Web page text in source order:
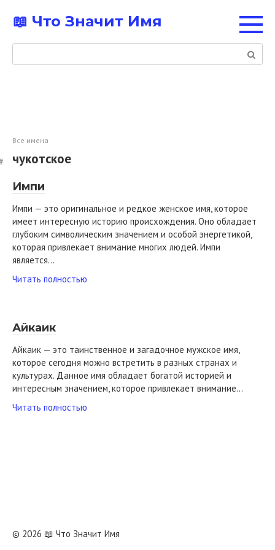
контенту
📖 Что Значит Имя
Поиск:
Все имена
чукотское
Импи
Импи — это оригинальное и редкое женское имя, которое
имеет интересную историю происхождения. Оно обладает
глубоким символическим значением и особой энергетикой,
которая привлекает внимание многих людей. Импи
является…
Читать полностью
Айкаик
Айкаик — это таинственное и загадочное мужское имя,
которое сегодня можно встретить в разных странах и
культурах. Данное имя обладает богатой историей и
интересным значением, которое привлекает внимание…
Читать полностью
© 2026 📖 Что Значит Имя